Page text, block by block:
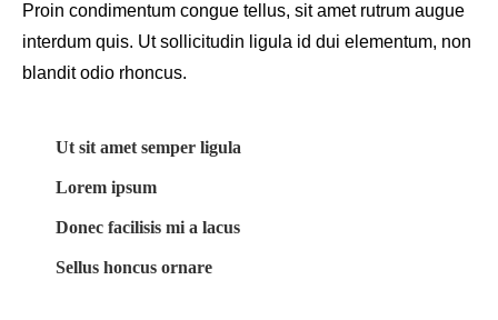
Proin condimentum congue tellus, sit amet rutrum augue
interdum quis. Ut sollicitudin ligula id dui elementum, non
blandit odio rhoncus.
Ut sit amet semper ligula
Lorem ipsum
Donec facilisis mi a lacus
Sellus honcus ornare